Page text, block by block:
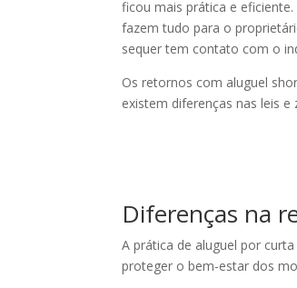
ficou mais prática e
fazem tudo para o
sequer tem contato com o
Os retornos com aluguel
existem diferenças nas leis
Diferenças na
A prática de aluguel por
proteger o bem-estar dos